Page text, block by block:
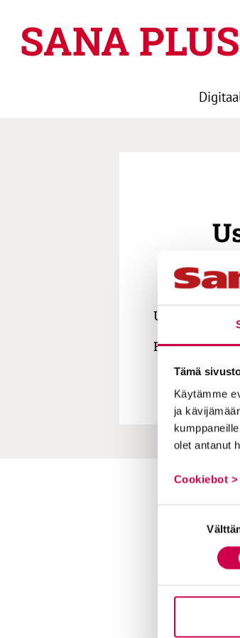
Tämä
Käytämme
ja
olet antanut
Cookiebot >
SANA PLUS
Uudeksi
Toimitus
Yhteystiedot
Postiosoite
PL 48, 08101
Kustantaja ja j